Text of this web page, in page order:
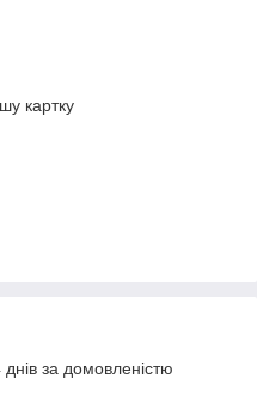
картку
за домовленістю